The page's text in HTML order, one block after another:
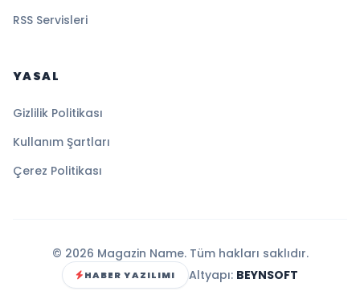
RSS Servisleri
YASAL
Gizlilik Politikası
Kullanım Şartları
Çerez Politikası
© 2026 Magazin Name. Tüm hakları saklıdır.
HABER YAZILIMI Altyapı: BEYNSOFT